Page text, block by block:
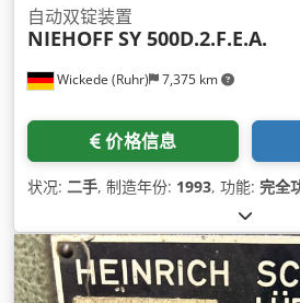
Wickede (Ruhr) 7,375 km
自动双锭装置
NIEHOFF SY 500D.2.F.E.A.
价格信息
状况: 二手, 制造年份: 1993, 功能: 完全